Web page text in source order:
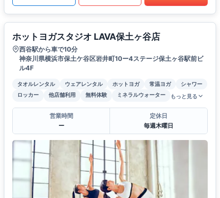
ホットヨガスタジオ LAVA保土ヶ谷店
西谷駅から車で10分
神奈川県横浜市保土ケ谷区岩井町10ー4ステージ保土ヶ谷駅前ビ
ル4F
タオルレンタル ウェアレンタル ホットヨガ 常温ヨガ
シャワー
ロッカー
他店舗利用 無料体験 ミネラルウォーター もっと見る
営業時間
ー
定休日
毎週木曜日